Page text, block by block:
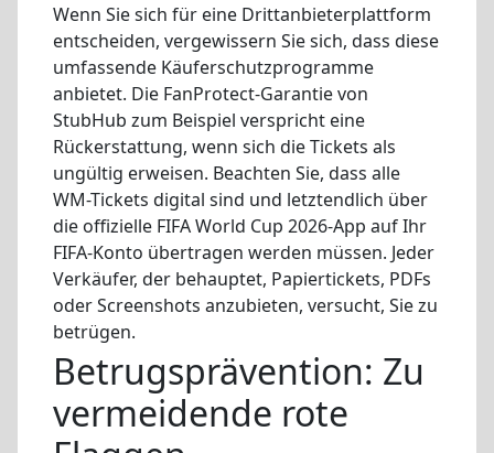
Wenn Sie sich für eine Drittanbieterplattform
entscheiden, vergewissern Sie sich, dass diese
umfassende Käuferschutzprogramme
anbietet. Die FanProtect-Garantie von
StubHub zum Beispiel verspricht eine
Rückerstattung, wenn sich die Tickets als
ungültig erweisen. Beachten Sie, dass alle
WM-Tickets digital sind und letztendlich über
die offizielle FIFA World Cup 2026-App auf Ihr
FIFA-Konto übertragen werden müssen. Jeder
Verkäufer, der behauptet, Papiertickets, PDFs
oder Screenshots anzubieten, versucht, Sie zu
betrügen.
Betrugsprävention: Zu
vermeidende rote